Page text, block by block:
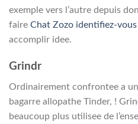
exemple vers l’autre depuis
faire Chat Zozo identifiez-vous
accomplir idee.
Grindr
Ordinairement confrontee a
bagarre allopathe Tinder, !
beaucoup plus utilisee de